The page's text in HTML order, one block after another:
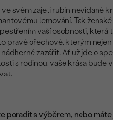
svém zajetí rubín nevídané
lemování. Tak
vaší osobnosti, která
pravé ořechové, kterým
zazářit. Ať už jde o
s rodinou, vaše krása bude
poradit s výběrem, nebo